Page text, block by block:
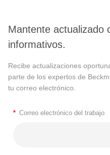
Mantente actualizado
informativos.
Recibe actualizaciones
parte de los expertos de
tu correo electrónico.
* Correo electrónico del trabajo